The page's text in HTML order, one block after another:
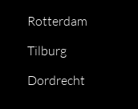
Rotterdam
Tilburg
Dordrecht